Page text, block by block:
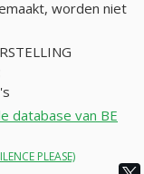
worden niet
database van BE
PLEASE)